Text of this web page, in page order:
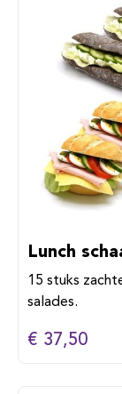
Lunch
15 stuks
salades.
€ 37,50